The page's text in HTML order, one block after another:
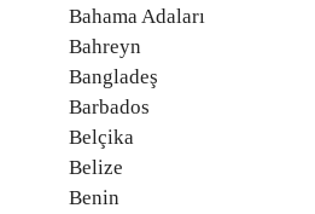
Bahama Adaları
Bahreyn
Bangladeş
Barbados
Belçika
Belize
Benin